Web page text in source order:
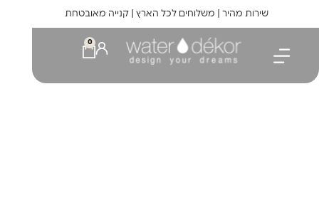
שירות מהיר | משלוחים לכל הארץ | קנייה מאובטחת
0